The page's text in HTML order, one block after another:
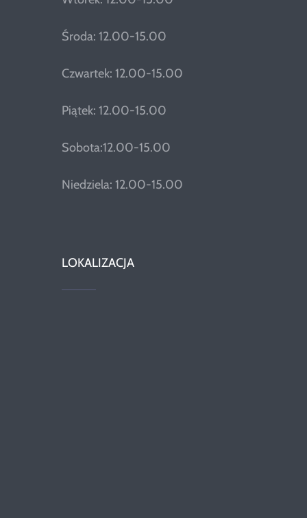
Środa: 12.00-15.00
Czwartek: 12.00-15.00
Piątek: 12.00-15.00
Sobota:12.00-15.00
Niedziela: 12.00-15.00
LOKALIZACJA